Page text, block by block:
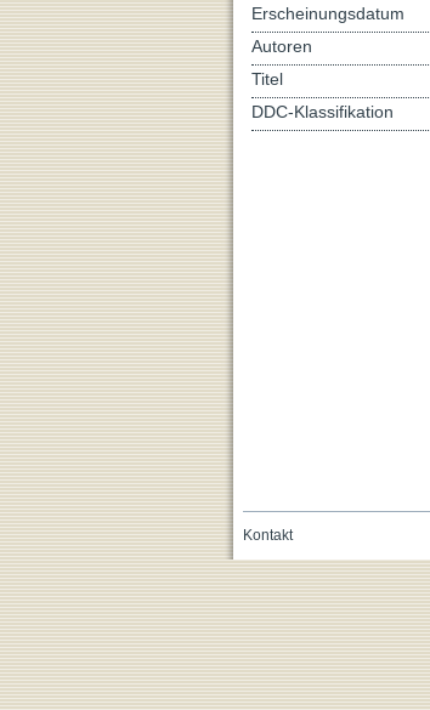
Erscheinungsdatum
Autoren
Titel
DDC-Klassifikation
Kontakt